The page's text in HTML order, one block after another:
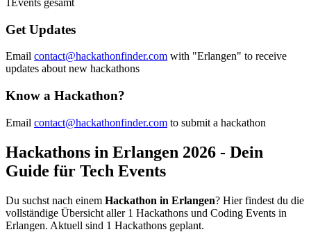
Get Updates
Email contact@hackathonfinder.com with "Erlangen" to receive
updates about new hackathons
Know a Hackathon?
Email contact@hackathonfinder.com to submit a hackathon
Hackathons in Erlangen 2026 - Dein
Guide für Tech Events
Du suchst nach einem Hackathon in Erlangen? Hier findest du die
vollständige Übersicht aller 1 Hackathons und Coding Events in
Erlangen. Aktuell sind 1 Hackathons geplant.